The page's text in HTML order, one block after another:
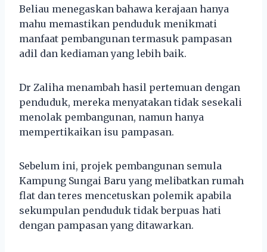
Beliau menegaskan bahawa kerajaan hanya
mahu memastikan penduduk menikmati
manfaat pembangunan termasuk pampasan
adil dan kediaman yang lebih baik.
Dr Zaliha menambah hasil pertemuan dengan
penduduk, mereka menyatakan tidak sesekali
menolak pembangunan, namun hanya
mempertikaikan isu pampasan.
Sebelum ini, projek pembangunan semula
Kampung Sungai Baru yang melibatkan rumah
flat dan teres mencetuskan polemik apabila
sekumpulan penduduk tidak berpuas hati
dengan pampasan yang ditawarkan.